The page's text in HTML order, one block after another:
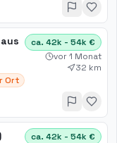
Ort
ca. 42k - 54k €
vor 1 Monat
32 km
ca. 42k - 54k €